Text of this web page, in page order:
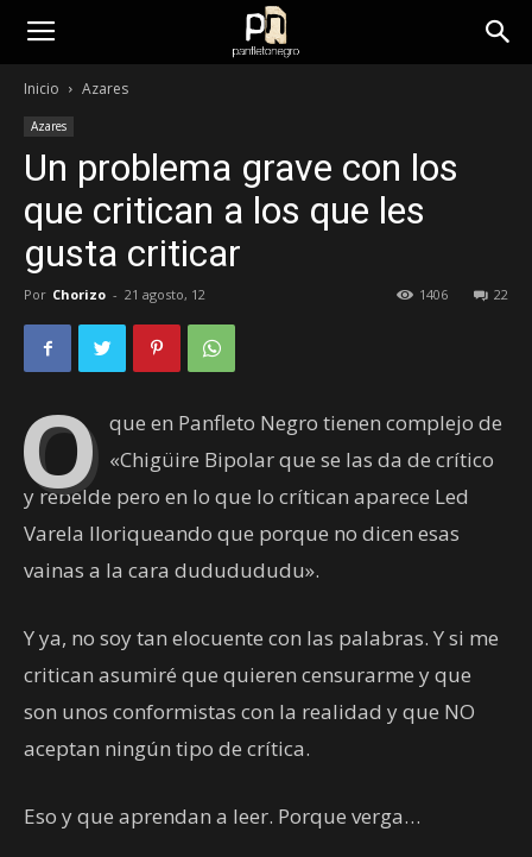
panfletonegro
Inicio Azares
Azares
Un problema grave con los
que critican a los que les
gusta criticar
Por Chorizo - 21 agosto, 12 22
1406
O que en Panfleto Negro tienen complejo de
«Chigüire Bipolar que se las da de crítico
y rebelde pero en lo que lo crítican aparece Led
Varela lloriqueando que porque no dicen esas
vainas a la cara dududududu».
Y ya, no soy tan elocuente con las palabras. Y si me
critican asumiré que quieren censurarme y que
son unos conformistas con la realidad y que NO
aceptan ningún tipo de crítica.
Eso y que aprendan a leer. Porque verga…